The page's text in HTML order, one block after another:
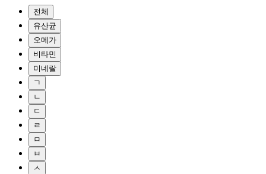
전체
유산균
오메가
비타민
미네랄
ㄱ
ㄴ
ㄷ
ㄹ
ㅁ
ㅂ
ㅅ